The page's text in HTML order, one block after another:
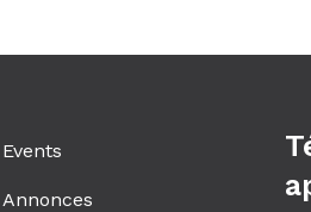
Events
Annonces